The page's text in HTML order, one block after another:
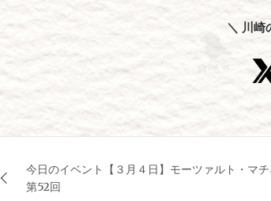
＼ 川崎
稿
今日のイベント【３月４日】モーツァルト・マ
第52回